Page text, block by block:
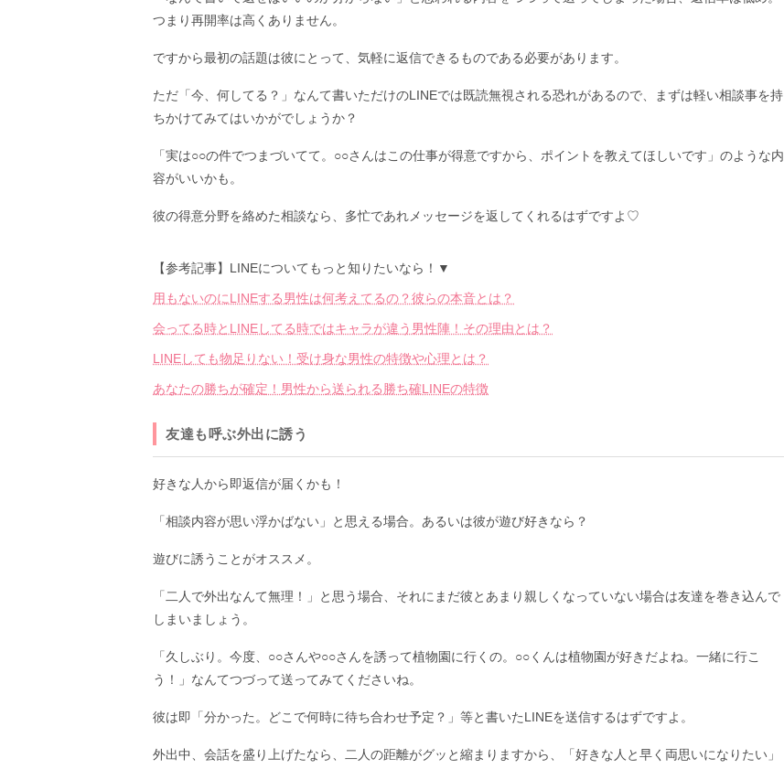
つまり再開率は高くありません。
ですから最初の話題は彼にとって、気軽に返信できるものである必要があります。
ただ「今、何してる？」なんて書いただけのLINEでは既読無視される恐れがあるので、まずは軽い相談事を持
ちかけてみてはいかがでしょうか？
「実は○○の件でつまづいてて。○○さんはこの仕事が得意ですから、ポイントを教えてほしいです」のような内
容がいいかも。
彼の得意分野を絡めた相談なら、多忙であれメッセージを返してくれるはずですよ♡
【参考記事】LINEについてもっと知りたいなら！▼
用もないのにLINEする男性は何考えてるの？彼らの本音とは？
会ってる時とLINEしてる時ではキャラが違う男性陣！その理由とは？
LINEしても物足りない！受け身な男性の特徴や心理とは？
あなたの勝ちが確定！男性から送られる勝ち確LINEの特徴
友達も呼ぶ外出に誘う
好きな人から即返信が届くかも！
「相談内容が思い浮かばない」と思える場合。あるいは彼が遊び好きなら？
遊びに誘うことがオススメ。
「二人で外出なんて無理！」と思う場合、それにまだ彼とあまり親しくなっていない場合は友達を巻き込んで
しまいましょう。
「久しぶり。今度、○○さんや○○さんを誘って植物園に行くの。○○くんは植物園が好きだよね。一緒に行こ
う！」なんてつづって送ってみてくださいね。
彼は即「分かった。どこで何時に待ち合わせ予定？」等と書いたLINEを送信するはずですよ。
外出中、会話を盛り上げたなら、二人の距離がグッと縮まりますから、「好きな人と早く両思いになりたい」